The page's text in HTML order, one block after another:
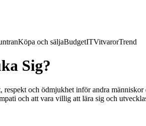
Köpa och säljaBudgetITVitvarorTrend
Sig?
och ödmjukhet inför andra
och att vara villig att lära sig och